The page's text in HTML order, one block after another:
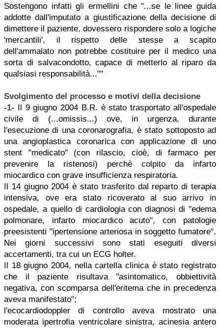
Sostengono infatti gli ermellini che "...se le linee guida
addotte dall'imputato a giustificazione della decisione di
dimettere il paziente, dovessero rispondere solo a logiche
'mercantili', il rispetto delle stesse a scapito
dell'ammalato non potrebbe costituire per il medico una
sorta di salvacondotto, capace di metterlo al riparo da
qualsiasi responsabilità...""
Svolgimento del processo e motivi della decisione
-1- Il 9 giugno 2004 B.R. è stato trasportato all'ospedale
civile di (...omissis...) ove, in urgenza, durante
l'esecuzione di una coronarografia, è stato sottoposto ad
una angioplastica coronarica con applicazione di uno
stent "medicato" (con rilascio, cioè, di farmaco per
prevenire la ristenosi) perchè colpito da infarto
miocardico con grave insufficienza respiratoria.
Il 14 giugno 2004 è stato trasferito dal reparto di terapia
intensiva, ove era stato ricoverato al suo arrivo in
ospedale, a quello di cardiologia con diagnosi di "edema
polmonare, infarto miocardico acuto", con patologie
preesistenti "ipertensione arteriosa in soggetto fumatore".
Nei giorni successivi sono stati eseguiti diversi
accertamenti, tra cui un ECG holter.
Il 18 giugno 2004, nella cartella clinica è stato registrato
che il paziente risultava "asintomatico, obbiettività
negativa, con scomparsa dell'eritema che in precedenza
aveva manifestato";
l'ecocardiodoppler di controllo aveva mostrato una
moderata ipertrofia ventricolare sinistra, acinesia antero